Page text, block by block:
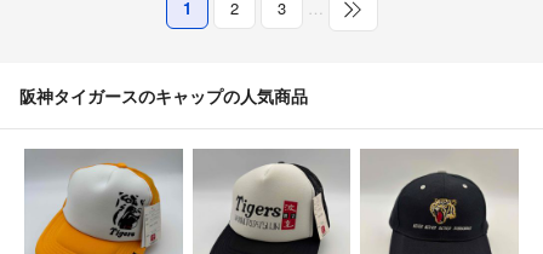
1 2 3 …
阪神タイガースのキャップの人気商品